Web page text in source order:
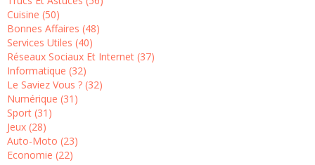
Cuisine (50)
Bonnes Affaires (48)
Services Utiles (40)
Réseaux Sociaux Et Internet (37)
Informatique (32)
Le Saviez Vous ? (32)
Numérique (31)
Sport (31)
Jeux (28)
Auto-Moto (23)
Economie (22)